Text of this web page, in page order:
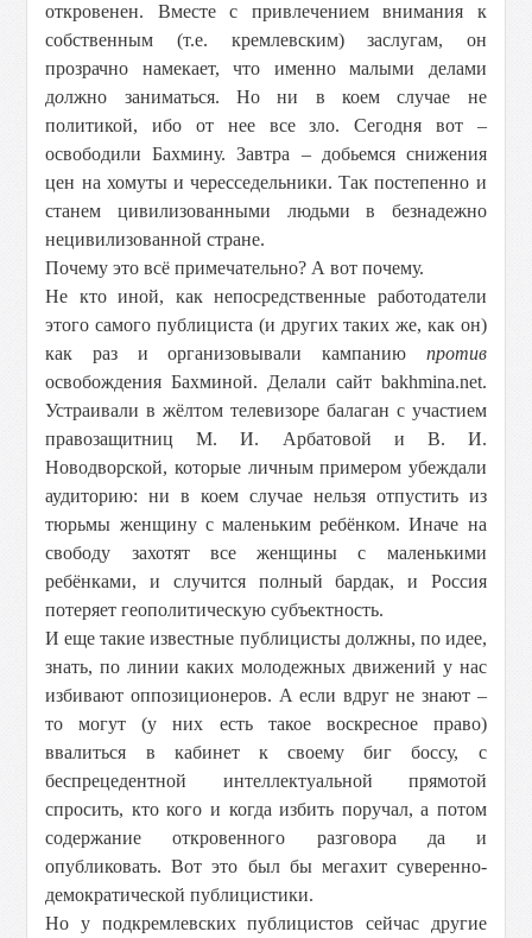
откровенен. Вместе с привлечением внимания к
собственным (т.е. кремлевским) заслугам, он
прозрачно намекает, что именно малыми делами
должно заниматься. Но ни в коем случае не
политикой, ибо от нее все зло. Сегодня вот –
освободили Бахмину. Завтра – добьемся снижения
цен на хомуты и чересседельники. Так постепенно и
станем цивилизованными людьми в безнадежно
нецивилизованной стране.
Почему это всё примечательно? А вот почему.
Не кто иной, как непосредственные работодатели
этого самого публициста (и других таких же, как он)
как раз и организовывали кампанию против
освобождения Бахминой. Делали сайт bakhmina.net.
Устраивали в жёлтом телевизоре балаган с участием
правозащитниц М. И. Арбатовой и В. И.
Новодворской, которые личным примером убеждали
аудиторию: ни в коем случае нельзя отпустить из
тюрьмы женщину с маленьким ребёнком. Иначе на
свободу захотят все женщины с маленькими
ребёнками, и случится полный бардак, и Россия
потеряет геополитическую субъектность.
И еще такие известные публицисты должны, по идее,
знать, по линии каких молодежных движений у нас
избивают оппозиционеров. А если вдруг не знают –
то могут (у них есть такое воскресное право)
ввалиться в кабинет к своему биг боссу, с
беспрецедентной интеллектуальной прямотой
спросить, кто кого и когда избить поручал, а потом
содержание откровенного разговора да и
опубликовать. Вот это был бы мегахит суверенно-
демократической публицистики.
Но у подкремлевских публицистов сейчас другие